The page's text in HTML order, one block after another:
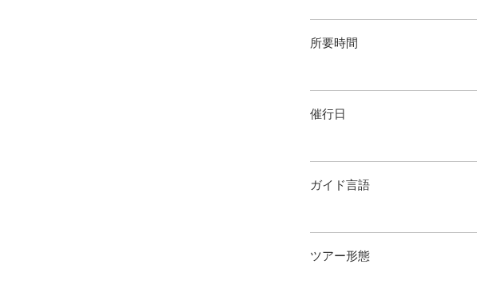
所要時間
​催行日
ガイド言語
ツアー形態